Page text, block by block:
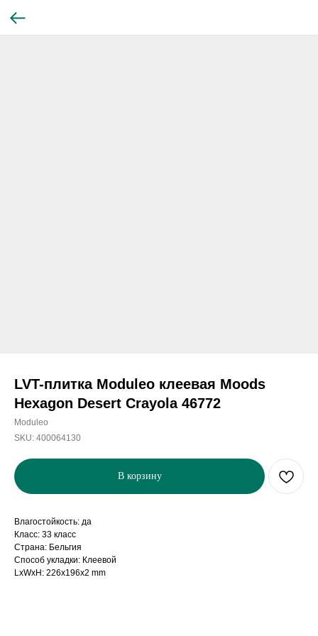
LVT-плитка Moduleo клеевая Moods
Hexagon Desert Crayola 46772
Moduleo
SKU: 400064130
В корзину
Влагостойкость: да
Класс: 33 класс
Страна: Бельгия
Способ укладки: Клеевой
LxWxH: 226x196x2 mm